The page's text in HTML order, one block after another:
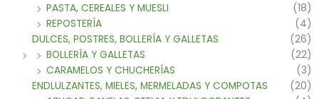
PASTA, CEREALES Y MUESLI
(18)
REPOSTERÍA
(4)
DULCES, POSTRES, BOLLERÍA Y GALLETAS
(26)
BOLLERÍA Y GALLETAS
(22)
CARAMELOS Y CHUCHERÍAS
(3)
ENDLULZANTES, MIELES, MERMELADAS Y COMPOTAS
(20)